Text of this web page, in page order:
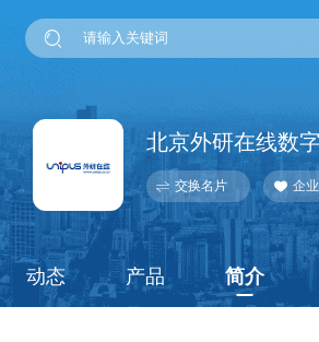
北京外研在线数
交换名片 企
动态 产品 简介